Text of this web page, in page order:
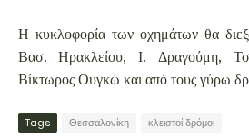
Η κυκλοφορία των οχημάτων θα
Βασ. Ηρακλείου, Ι. Δραγούμη,
Βίκτωρος Ουγκώ και από τους γύρω
Tags Θεσσαλονίκη κλειστοί δρόμοι